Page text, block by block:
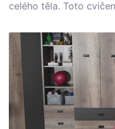
celého těla. Toto